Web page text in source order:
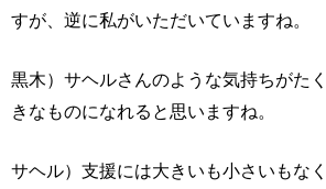
すが、逆に私がいただいていますね。
黒木）サヘルさんのような気持ちがた
きなものになれると思いますね。
サヘル）支援には大きいも小さいもな